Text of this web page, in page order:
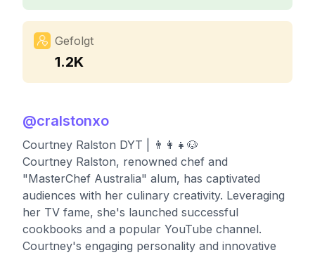
Gefolgt
1.2K
@cralstonxo
Courtney Ralston DYT | 👨‍👩‍👧🐶
Courtney Ralston, renowned chef and
"MasterChef Australia" alum, has captivated
audiences with her culinary creativity. Leveraging
her TV fame, she's launched successful
cookbooks and a popular YouTube channel.
Courtney's engaging personality and innovative